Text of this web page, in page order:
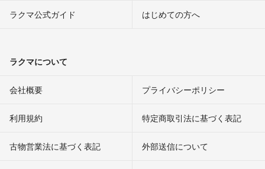
ラクマ公式ガイド はじめての方へ
ラクマについて
会社概要 プライバシーポリシー
利用規約 特定商取引法に基づく表記
古物営業法に基づく表記 外部送信について